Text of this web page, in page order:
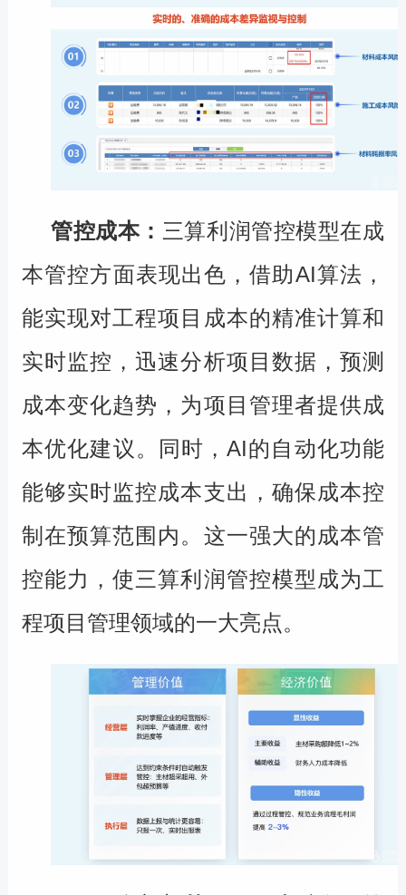
管控成本： 三算利润管控模型在成
本管控方面表现出色，借助AI算法，
能实现对工程项目成本的精准计算和
实时监控，迅速分析项目数据，预测
成本变化趋势，为项目管理者提供成
本优化建议。同时，AI的自动化功能
能够实时监控成本支出，确保成本控
制在预算范围内。这一强大的成本管
控能力，使三算利润管控模型成为工
程项目管理领域的一大亮点。